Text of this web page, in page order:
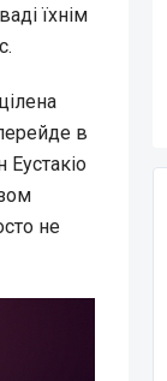
їхнім
в
не